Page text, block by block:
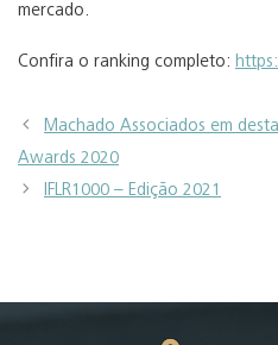
mercado.
Confira o ranking completo:
Machado Associados em
Awards 2020
IFLR1000 – Edição 2021